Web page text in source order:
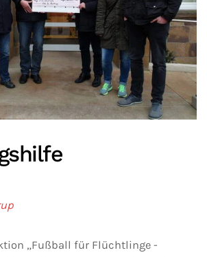
„Fußball für Flüchtlinge -